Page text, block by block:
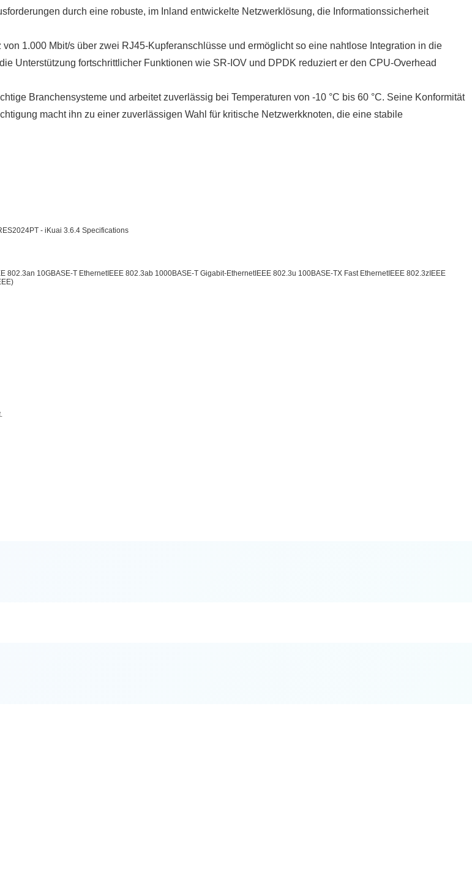
durch eine robuste, im Inland entwickelte Netzwerklösung, die Informationssicherheit
1.000 Mbit/s über zwei RJ45-Kupferanschlüsse und ermöglicht so eine nahtlose Integration in die
Unterstützung fortschrittlicher Funktionen wie SR-IOV und DPDK reduziert er den CPU-Overhead
Branchensysteme und arbeitet zuverlässig bei Temperaturen von -10 °C bis 60 °C. Seine Konformität
macht ihn zu einer zuverlässigen Wahl für kritische Netzwerkknoten, die eine stabile
- iKuai 3.6.4 Specifications
802.3an 10GBASE-T EthernetIEEE 802.3ab 1000BASE-T Gigabit-EthernetIEEE 802.3u 100BASE-TX Fast EthernetIEEE 802.3zIEEE